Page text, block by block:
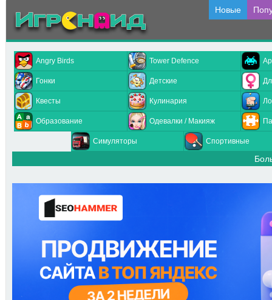
Новые
Angry Birds Tower Defence
Гонки Детские
Квесты Кулинария
Образование Одевалки / Макияж
Симуляторы Спортивные